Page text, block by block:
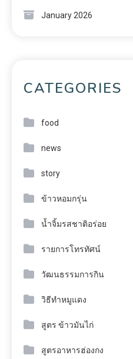
January 2026
CATEGORIES
food
news
story
ข้าวหอมกรุ่น
น้ำจิ้มรสชาติอร่อย
รายการโทรทัศน์
วัฒนธรรมการกิน
วิธีทำหมูแดง
สูตร ข้าวมันไก่
สูตรอาหารฮ่องกง